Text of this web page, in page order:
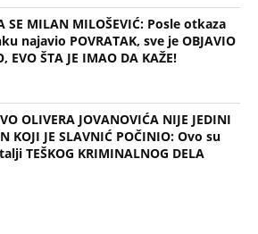
SE MILAN MILOŠEVIĆ: Posle otkaza
najavio POVRATAK, sve je OBJAVIO
EVO ŠTA JE IMAO DA KAŽE!
OLIVERA JOVANOVIĆA NIJE JEDINI
KOJI JE SLAVNIĆ POČINIO: Ovo su
TEŠKOG KRIMINALNOG DELA